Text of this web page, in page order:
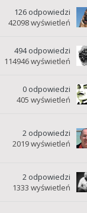
126 odpowiedzi
42098wyświetleń
494 odpowiedzi
114946wyświetleń
0 odpowiedzi
405 wyświetleń
2 odpowiedzi
2019wyświetleń
2 odpowiedzi
1333 wyświetleń